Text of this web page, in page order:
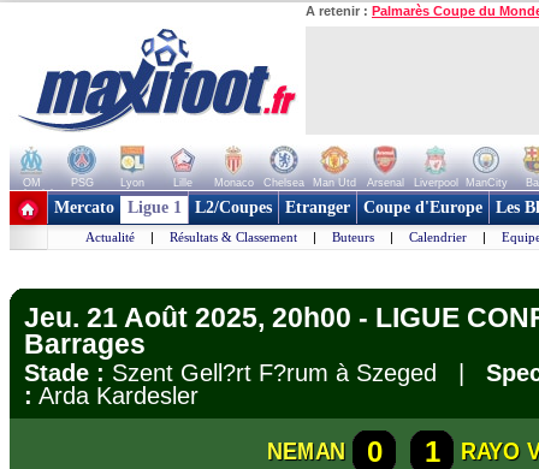
A retenir : Palmarès Coupe du
OM PSG Lyon Lille Monaco Chelsea Man Utd Arsenal Liverpool ManCity
+ de clubs
Mercato Ligue 1 L2/Coupes Etranger Coupe d'Europe Les
Actualité | Résultats & Classement | Buteurs | Calendrier |
Jeu. 21 Août 2025, 20h00 - LIGUE
Barrages
Stade : Szent Gell?rt F?rum à Szeged |
: Arda Kardesler
NEMAN 0 1
RAYO